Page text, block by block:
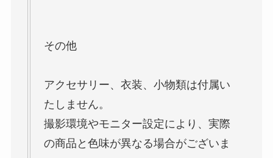
その他
アクセサリー、衣装、小物類は付属い
たしません。
撮影環境やモニター設定により、実際
の商品と色味が異なる場合がございま